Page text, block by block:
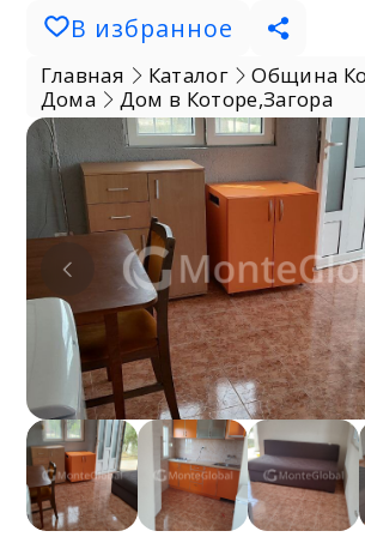
В избранное
Главная Каталог
Община
Дома
Дом в Которе,Загора